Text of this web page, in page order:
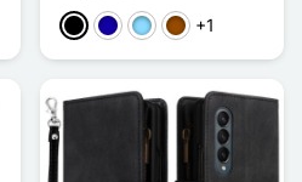
PretoAzul Escuro
Azul Claro
Castanho
+1